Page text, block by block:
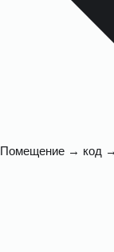
Помещение → код →